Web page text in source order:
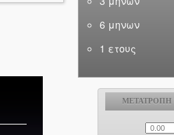
6 μηνων
1 ετους